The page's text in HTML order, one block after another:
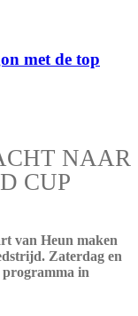
met de top
NAAR
CUP
van Heun maken
Zaterdag en
programma in